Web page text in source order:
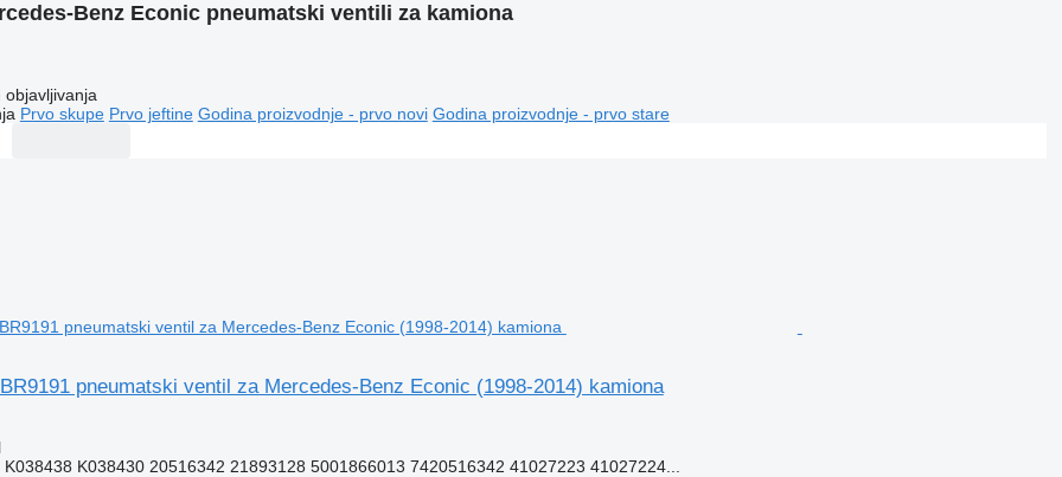
Benz Econic pneumatski ventili za kamiona
objavljivanja
Prvo skupe Prvo jeftine Godina proizvodnje - prvo novi Godina proizvodnje - prvo stare
pneumatski ventil za Mercedes-Benz Econic (1998-2014) kamiona
K038438 K038430 20516342 21893128 5001866013 7420516342 41027223 41027224...